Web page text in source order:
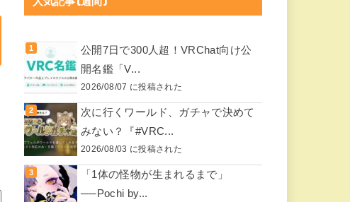
公開7日で300人超！VRChat向け公
開名鑑「V...
2026/08/07 に投稿された
次に行くワールド、ガチャで決めて
みない？『#VRC...
2026/08/03 に投稿された
「1体の怪物が生まれるまで」
──Pochi by...